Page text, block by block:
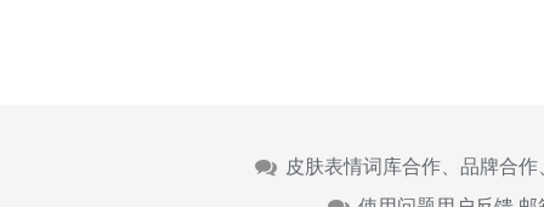
皮肤表情词库合作、品牌合